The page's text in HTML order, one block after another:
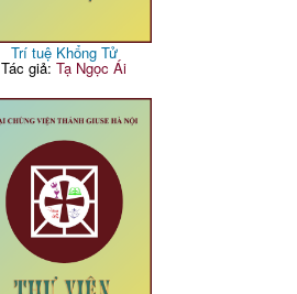
Trí tuệ Khổng Tử
Tác giả:Tạ Ngọc Ái